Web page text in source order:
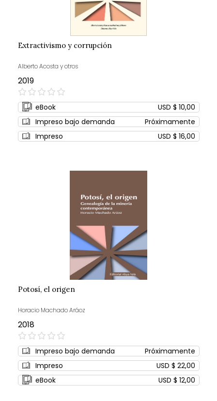
Extractivismo y corrupción
Alberto Acosta y otros
2019
0%
eBook
USD $ 10,00
Impreso bajo demanda
Próximamente
Impreso
USD $ 16,00
Potosí, el origen
Horacio Machado Aráoz
2018
0%
Impreso bajo demanda
Próximamente
Impreso
USD $ 22,00
eBook
USD $ 12,00